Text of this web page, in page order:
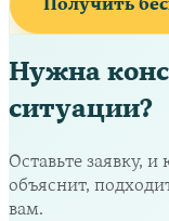
Получить
Нужна
ситуации?
Оставьте заявку,
объяснит,
вам.